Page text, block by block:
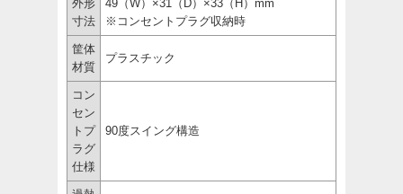
外形
寸法
49（W）×31（D）×33（H）mm
※コンセントプラグ収納時
筐体
材質
プラスチック
コン
セン
トプ
ラグ
仕様
90度スイング構造